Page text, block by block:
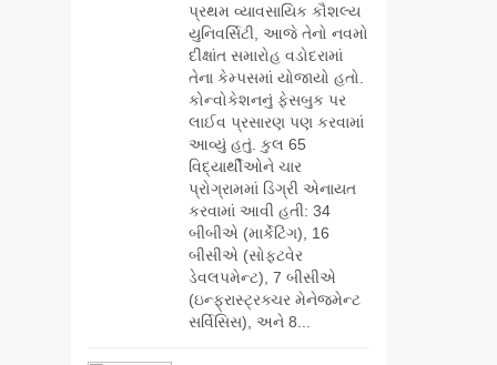
પ્રથમ વ્યાવસાયિક કૌશલ્ય
યુનિવર્સિટી, આજે તેનો નવમો
દીક્ષાંત સમારોહ વડોદરામાં
તેના કેમ્પસમાં યોજાયો હતો.
કોન્વોકેશનનું ફેસબુક પર
લાઈવ પ્રસારણ પણ કરવામાં
આવ્યું હતું. કુલ 65
વિદ્યાર્થીઓને ચાર
પ્રોગ્રામમાં ડિગ્રી એનાયત
કરવામાં આવી હતી: 34
બીબીએ (માર્કેટિંગ), 16
બીસીએ (સોફ્ટવેર
ડેવલપમેન્ટ), 7 બીસીએ
(ઇન્ફ્રાસ્ટ્રક્ચર મેનેજમેન્ટ
સર્વિસિસ), અને 8...